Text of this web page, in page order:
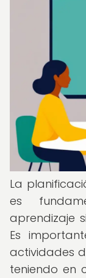
La
es
aprendizaje
Es
actividades
teniendo en